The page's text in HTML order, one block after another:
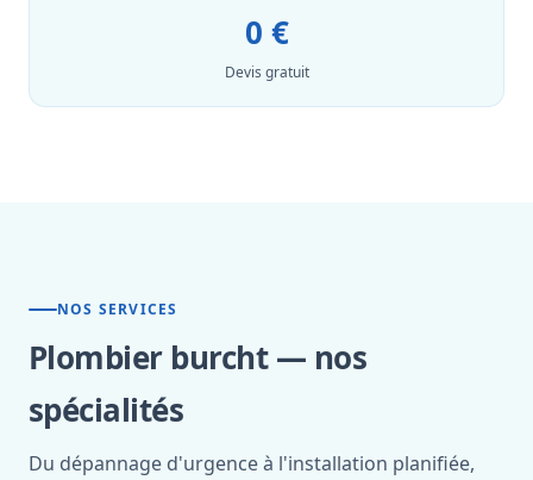
0 €
Devis gratuit
NOS SERVICES
Plombier burcht — nos
spécialités
Du dépannage d'urgence à l'installation planifiée,